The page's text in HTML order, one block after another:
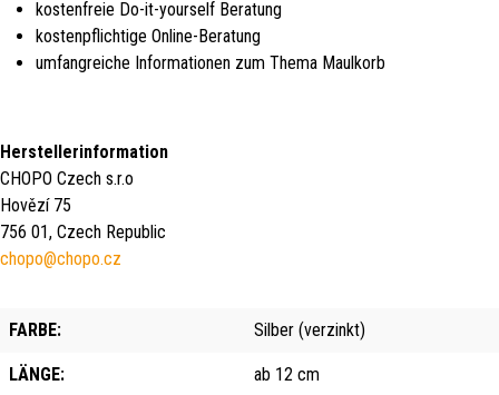
kostenfreie Do-it-yourself Beratung
kostenpflichtige Online-Beratung
umfangreiche Informationen zum Thema Maulkorb
Herstellerinformation
CHOPO Czech s.r.o
Hovězí 75
756 01, Czech Republic
chopo@chopo.cz
FARBE: Silber (verzinkt)
LÄNGE: ab 12 cm